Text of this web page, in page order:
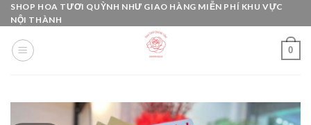
Skip
to
content
SHOP HOA TƯƠI QUỲNH NHƯ GIAO HÀNG MIỄN PHÍ KHU VỰC
NỘI THÀNH
0